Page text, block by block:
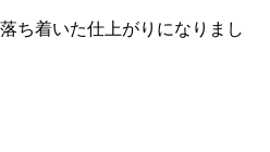
ち着いた仕上がりになりまし